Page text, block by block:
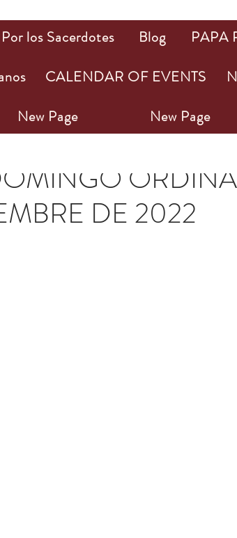
DE 2022
5 estrellas.
los Sacerdotes Blog PAPA
CALENDAR OF EVENTS
New Page New Page